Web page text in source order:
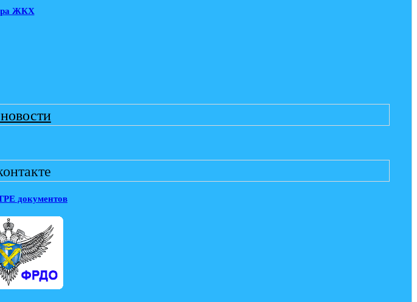
ЖКХ
новости
документов